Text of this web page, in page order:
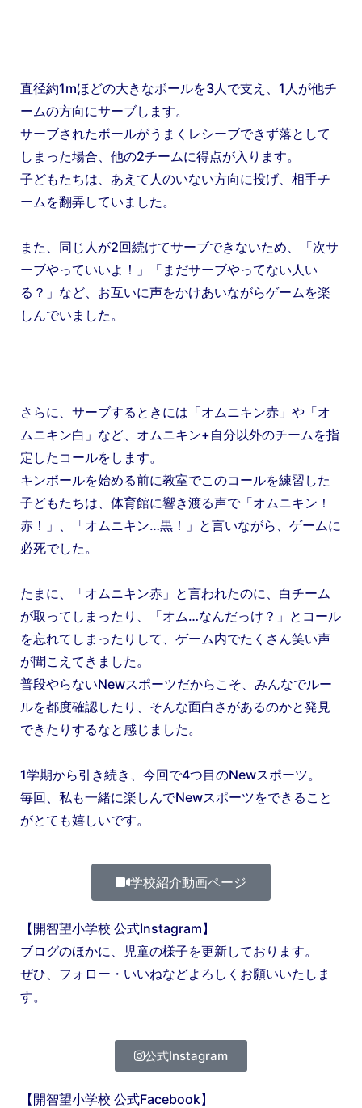
直径約1mほどの大きなボールを3人で支え、1人が他チ
ームの方向にサーブします。
サーブされたボールがうまくレシーブできず落として
しまった場合、他の2チームに得点が入ります。
子どもたちは、あえて人のいない方向に投げ、相手チ
ームを翻弄していました。
また、同じ人が2回続けてサーブできないため、「次サ
ーブやっていいよ！」「まだサーブやってない人い
る？」など、お互いに声をかけあいながらゲームを楽
しんでいました。
さらに、サーブするときには「オムニキン赤」や「オ
ムニキン白」など、オムニキン+自分以外のチームを指
定したコールをします。
キンボールを始める前に教室でこのコールを練習した
子どもたちは、体育館に響き渡る声で「オムニキン！
赤！」、「オムニキン…黒！」と言いながら、ゲームに
必死でした。
たまに、「オムニキン赤」と言われたのに、白チーム
が取ってしまったり、「オム…なんだっけ？」とコール
を忘れてしまったりして、ゲーム内でたくさん笑い声
が聞こえてきました。
普段やらないNewスポーツだからこそ、みんなでルー
ルを都度確認したり、そんな面白さがあるのかと発見
できたりするなと感じました。
1学期から引き続き、今回で4つ目のNewスポーツ。
毎回、私も一緒に楽しんでNewスポーツをできること
がとても嬉しいです。
学校紹介動画ページ
【開智望小学校 公式Instagram】
ブログのほかに、児童の様子を更新しております。
ぜひ、フォロー・いいねなどよろしくお願いいたしま
す。
公式Instagram
【開智望小学校 公式Facebook】